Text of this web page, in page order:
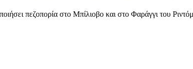
πεζοπορία στο Μπίλιοβο και στο Φαράγγι του